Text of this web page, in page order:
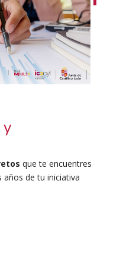
y
que te encuentres
de tu iniciativa